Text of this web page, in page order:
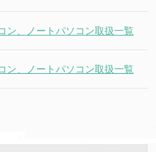
、ノートパソコン取扱一覧
、ノートパソコン取扱一覧